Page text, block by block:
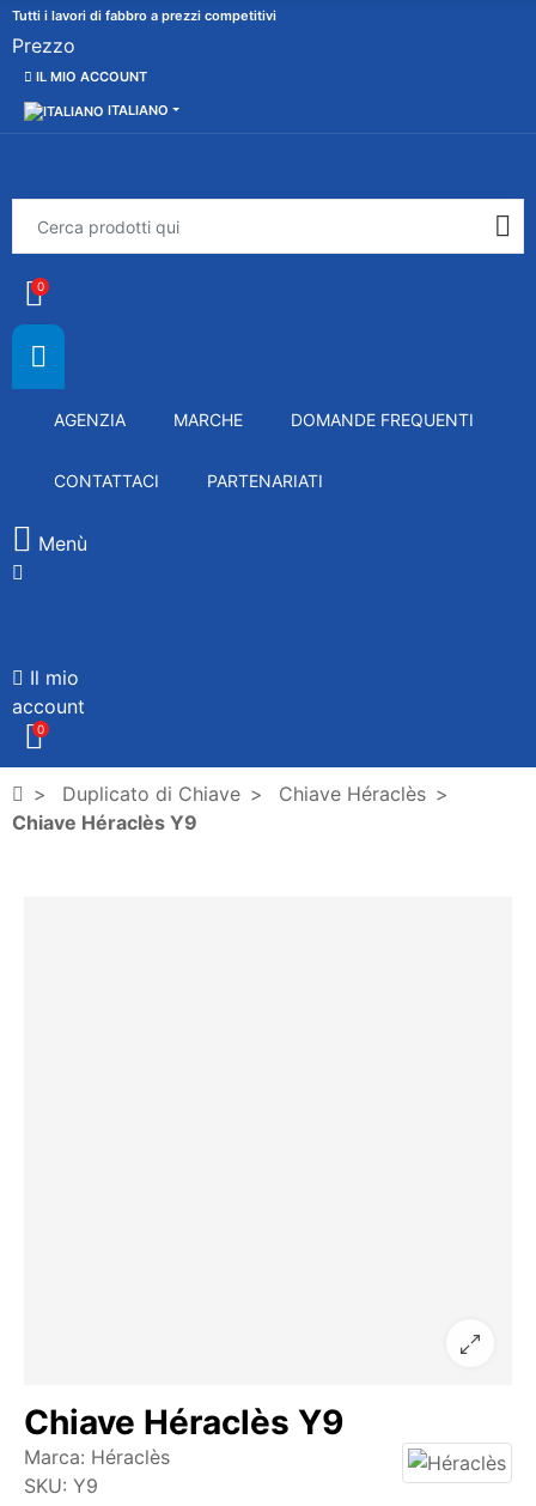
Tutti i lavori di fabbro a prezzi competitivi
Prezzo
IL MIO ACCOUNT
ITALIANO
0
AGENZIA MARCHE DOMANDE FREQUENTI
CONTATTACI PARTENARIATI
Menù
Il mio
account
0
Duplicato di Chiave
Chiave Héraclès
Chiave Héraclès Y9
Chiave Héraclès Y9
Marca: Héraclès
SKU: Y9